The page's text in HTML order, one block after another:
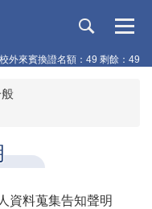
校外來賓換證名額：49 剩餘：49
資料蒐集告知聲明